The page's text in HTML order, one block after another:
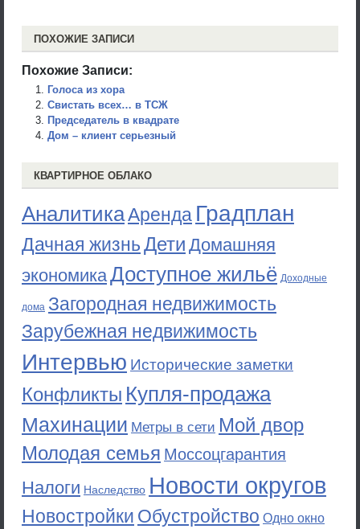
ПОХОЖИЕ ЗАПИСИ
Похожие Записи:
Голоса из хора
Свистать всех… в ТСЖ
Председатель в квадрате
Дом – клиент серьезный
КВАРТИРНОЕ ОБЛАКО
АналитикаАренда Градплан
Дачная жизньДети Домашняя
экономикаДоступное жильё Доходные
дома Загородная недвижимость
Зарубежная недвижимость
Интервью Исторические заметки
Конфликты Купля-продажа
Махинации Метры в сети Мой двор
Молодая семья Моссоцгарантия
Налоги Наследство Новости округов
Новостройки Обустройство Одно окно